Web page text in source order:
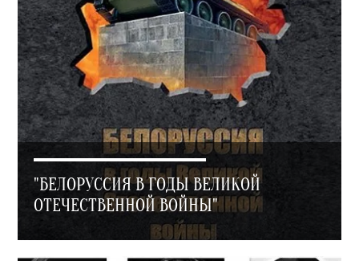
"БЕЛОРУССИЯ В ГОДЫ ВЕЛИКОЙ
ОТЕЧЕСТВЕННОЙ ВОЙНЫ"